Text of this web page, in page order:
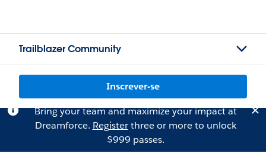
Trailblazer Community
Inscrever-se
Bring your team and maximize your impact at
Dreamforce. Registerthree or more to unlock
$999 passes.